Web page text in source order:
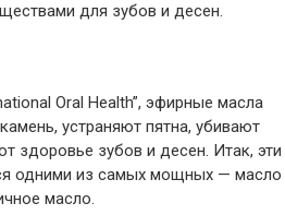
для зубов и десен.
Oral Health”, эфирные масла
устраняют пятна, убивают
здоровье зубов и десен. Итак, эти
одними из самых мощных — масло
масло.